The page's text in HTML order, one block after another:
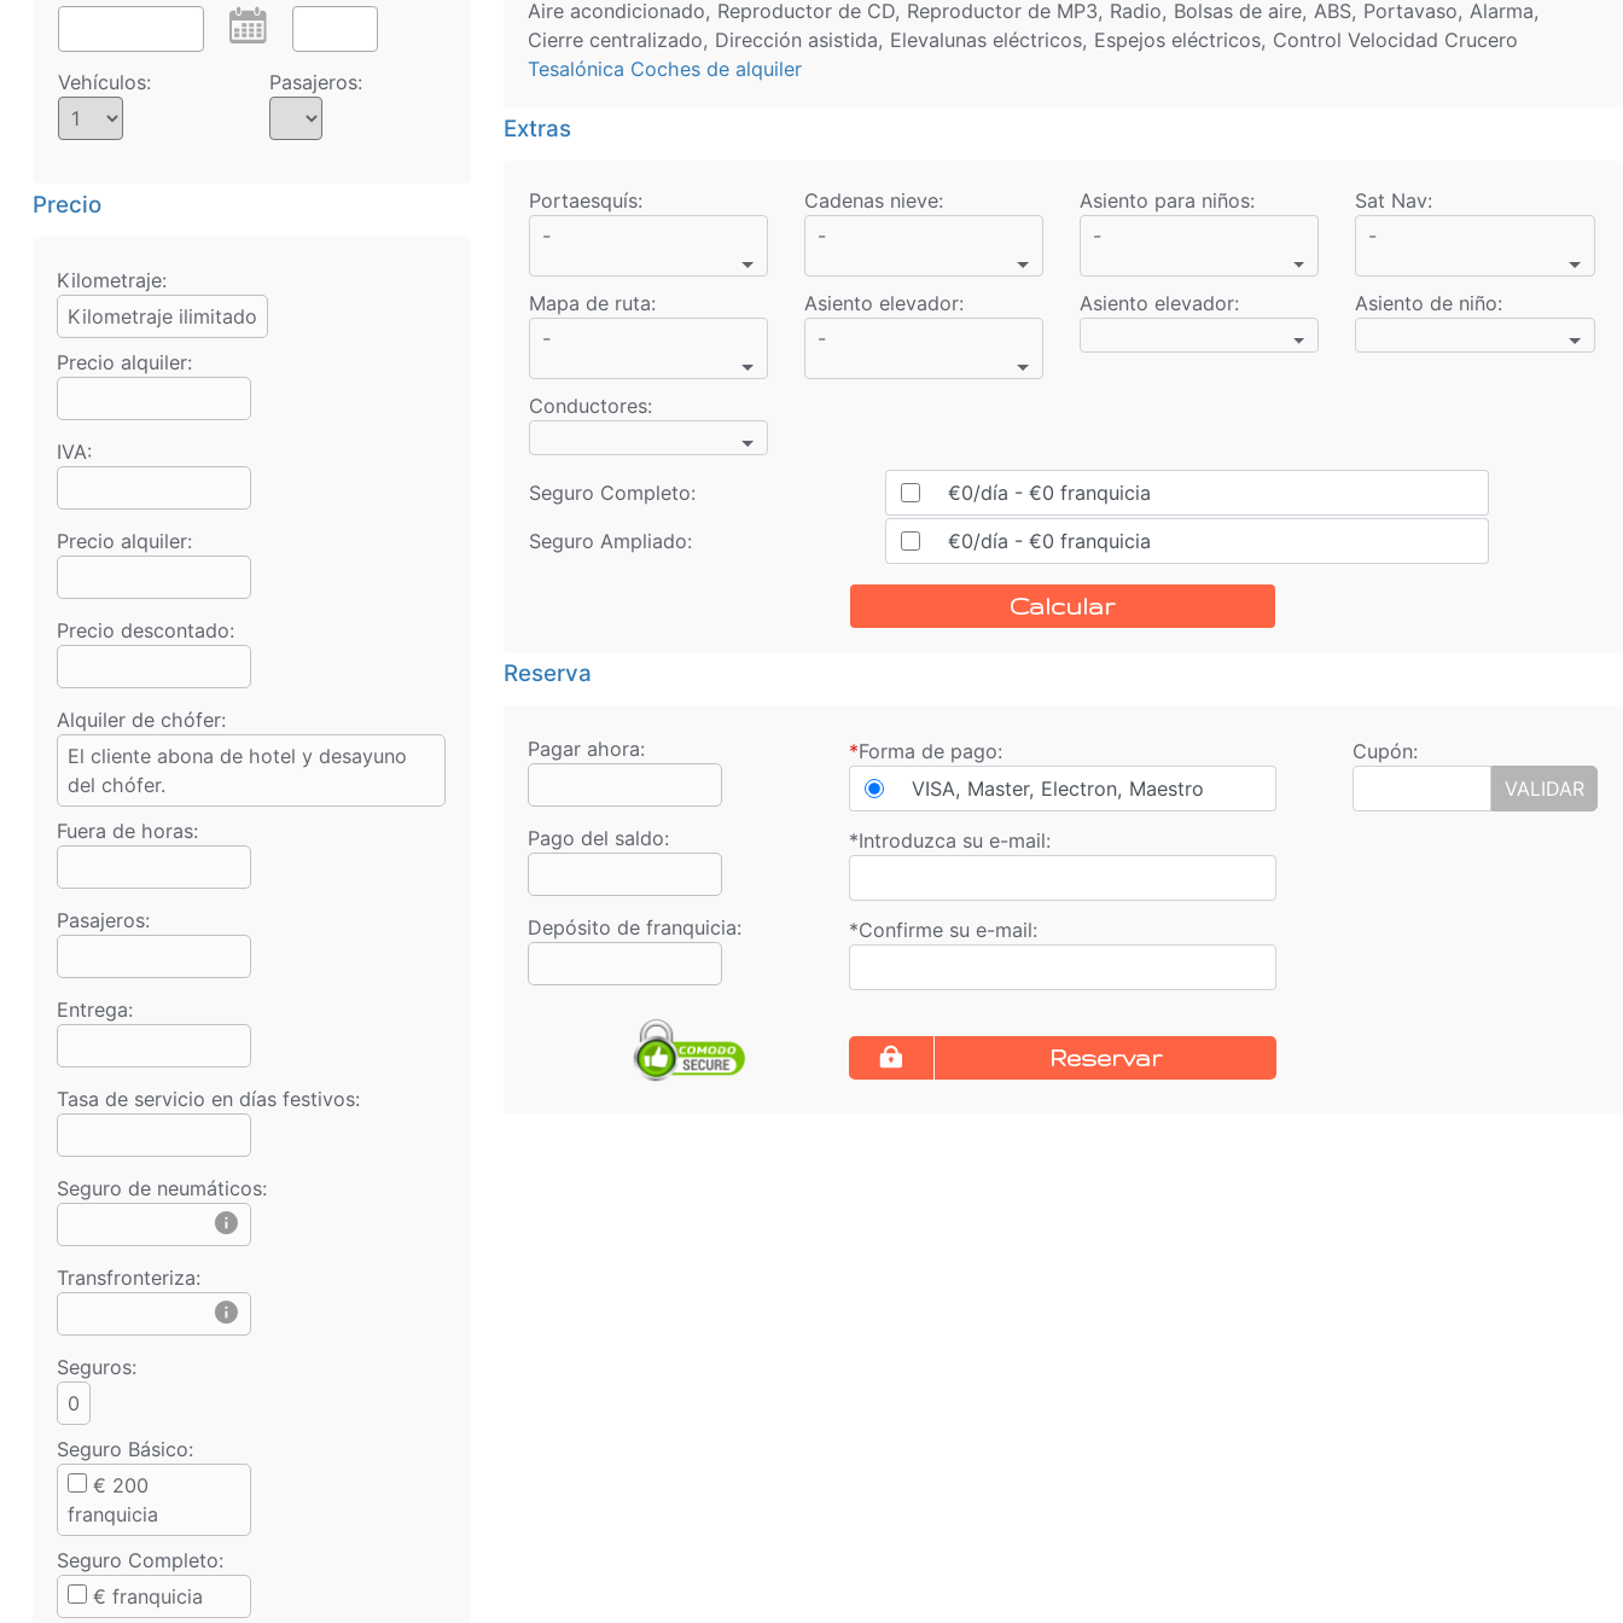
Vehículos: Pasajeros:
Precio
Kilometraje:
Kilometraje ilimitado
Precio alquiler:
IVA:
Precio alquiler:
Precio descontado:
Alquiler de chófer:
El cliente abona de hotel y desayuno
del chófer.
Fuera de horas:
Pasajeros:
Entrega:
Tasa de servicio en días festivos:
Seguro de neumáticos:
info
Transfronteriza:
info
Seguros:
0
Seguro Básico:
€ 200
franquicia
Seguro Completo:
€ franquicia
Aire acondicionado, Reproductor de CD, Reproductor de MP3, Radio, Bolsas de aire, ABS, Portavaso, Alarma,
Cierre centralizado, Dirección asistida, Elevalunas eléctricos, Espejos eléctricos, Control Velocidad Crucero
Tesalónica Coches de alquiler
Extras
Portaesquís:
-
Cadenas nieve:
-
Asiento para niños:
-
Sat Nav:
-
Mapa de ruta:
-
Asiento elevador:
-
Asiento elevador: Asiento de niño:
Conductores:
Seguro Completo: €0/día - €0 franquicia
Seguro Ampliado:
€0/día - €0 franquicia
Calcular
Reserva
Pagar ahora: *Forma de pago:
VISA, Master, Electron, Maestro
Cupón:
VALIDAR
Pago del saldo: *Introduzca su e-mail:
Depósito de franquicia: *Confirme su e-mail:
Reservar